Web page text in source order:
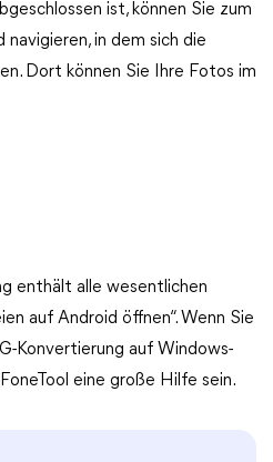
ist, können Sie zum
in dem sich die
Dort können Sie Ihre Fotos im
enthält alle wesentlichen
auf Android öffnen“. Wenn Sie
Konvertierung auf Windows-
eine große Hilfe sein.